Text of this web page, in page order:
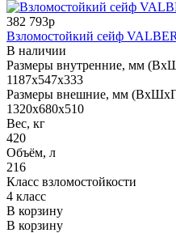
382 793р
Взломостойкий сейф
В наличии
Размеры внутренние, мм
1187x547x333
Размеры внешние, мм
1320x680x510
Вес, кг
420
Объём, л
216
Класс взломостойкости
4 класс
В корзину
В корзину